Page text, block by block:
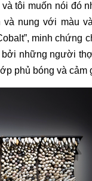
tôi muốn nói đó
nung với màu
minh chứng
những người
phủ bóng và cảm